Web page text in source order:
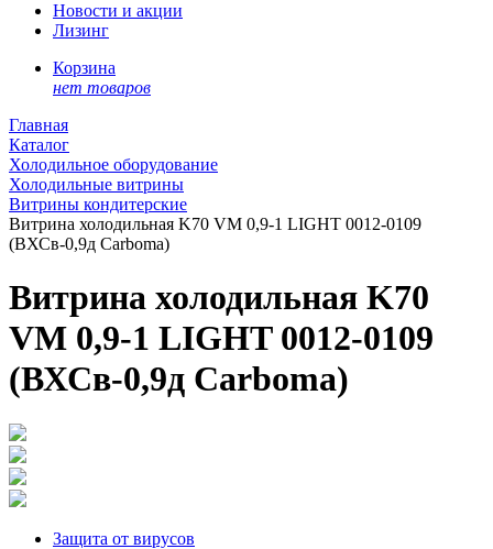
Новости и акции
Лизинг
Корзина
нет товаров
Главная
Каталог
Холодильное оборудование
Холодильные витрины
Витрины кондитерские
Витрина холодильная K70 VM 0,9-1 LIGHT 0012-0109
(ВХСв-0,9д Carboma)
Витрина холодильная K70
VM 0,9-1 LIGHT 0012-0109
(ВХСв-0,9д Carboma)
Защита от вирусов